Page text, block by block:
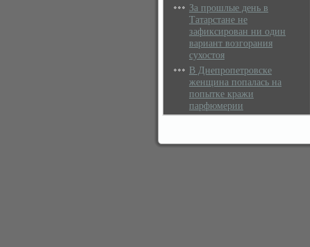
За прошлые день в
Татарстане не
зафиксирован ни один
вариант возгорания
сухостоя
В Днепропетровске
женщина попалась на
попытке кражи
парфюмерии